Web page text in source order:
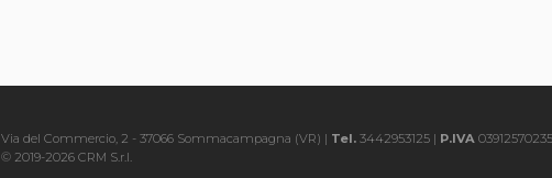
Via del Commercio, 2 - 37066 Sommacampagna (VR) | Tel.3442953125 | P.IVA03912570235
© 2019-2026 CRM S.r.l.